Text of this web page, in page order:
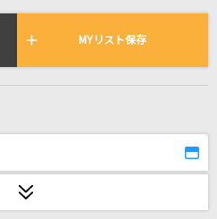
われている曲の一覧
すか？
MYリスト保存